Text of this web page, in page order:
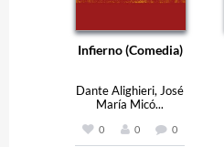
Infierno (Comedia)
Dante Alighieri, José
María Micó...
0 0 0